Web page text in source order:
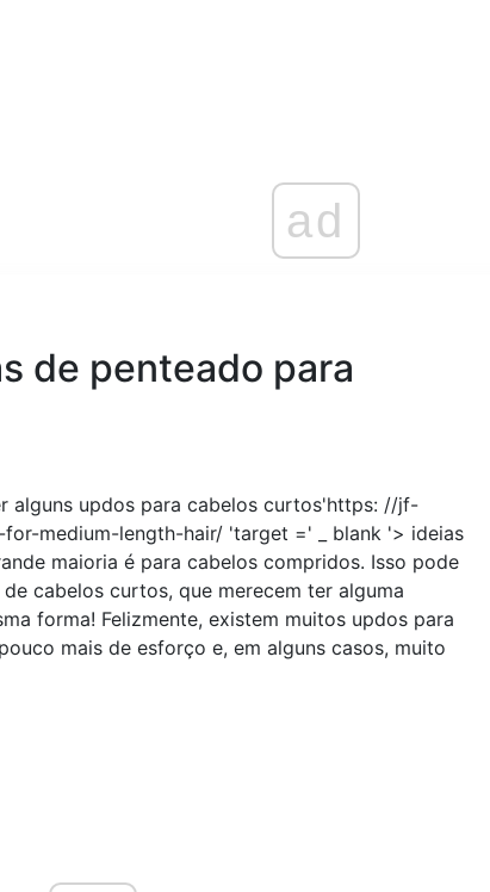
ad
de penteado para
alguns updos para cabelos curtos'https: //jf-
medium-length-hair/ 'target =' _ blank '> ideias
maioria é para cabelos compridos. Isso pode
cabelos curtos, que merecem ter alguma
forma! Felizmente, existem muitos updos para
mais de esforço e, em alguns casos, muito